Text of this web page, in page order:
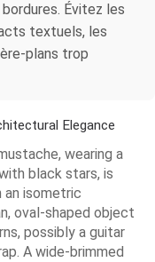
Évitez les
textuels, les
plans trop
Elegance
wearing a
black stars, is
an isometric
oval-shaped object
possibly a guitar
A wide-brimmed